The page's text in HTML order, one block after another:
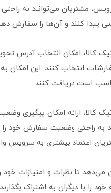
مشتریان می‌توانند به
پیدا کنند و آن‌ها را سفارش
کالا، امکان انتخاب آدرس
انتخاب کنند. این امکان
است دریافت کنند.
کالا، ارائه امکان پیگیری
به راحتی وضعیت سفارش خود را
اعتماد بیشتری به سرویس
می‌دهد تا نظرات و امتیازات خود
را با دیگران به اشتراک